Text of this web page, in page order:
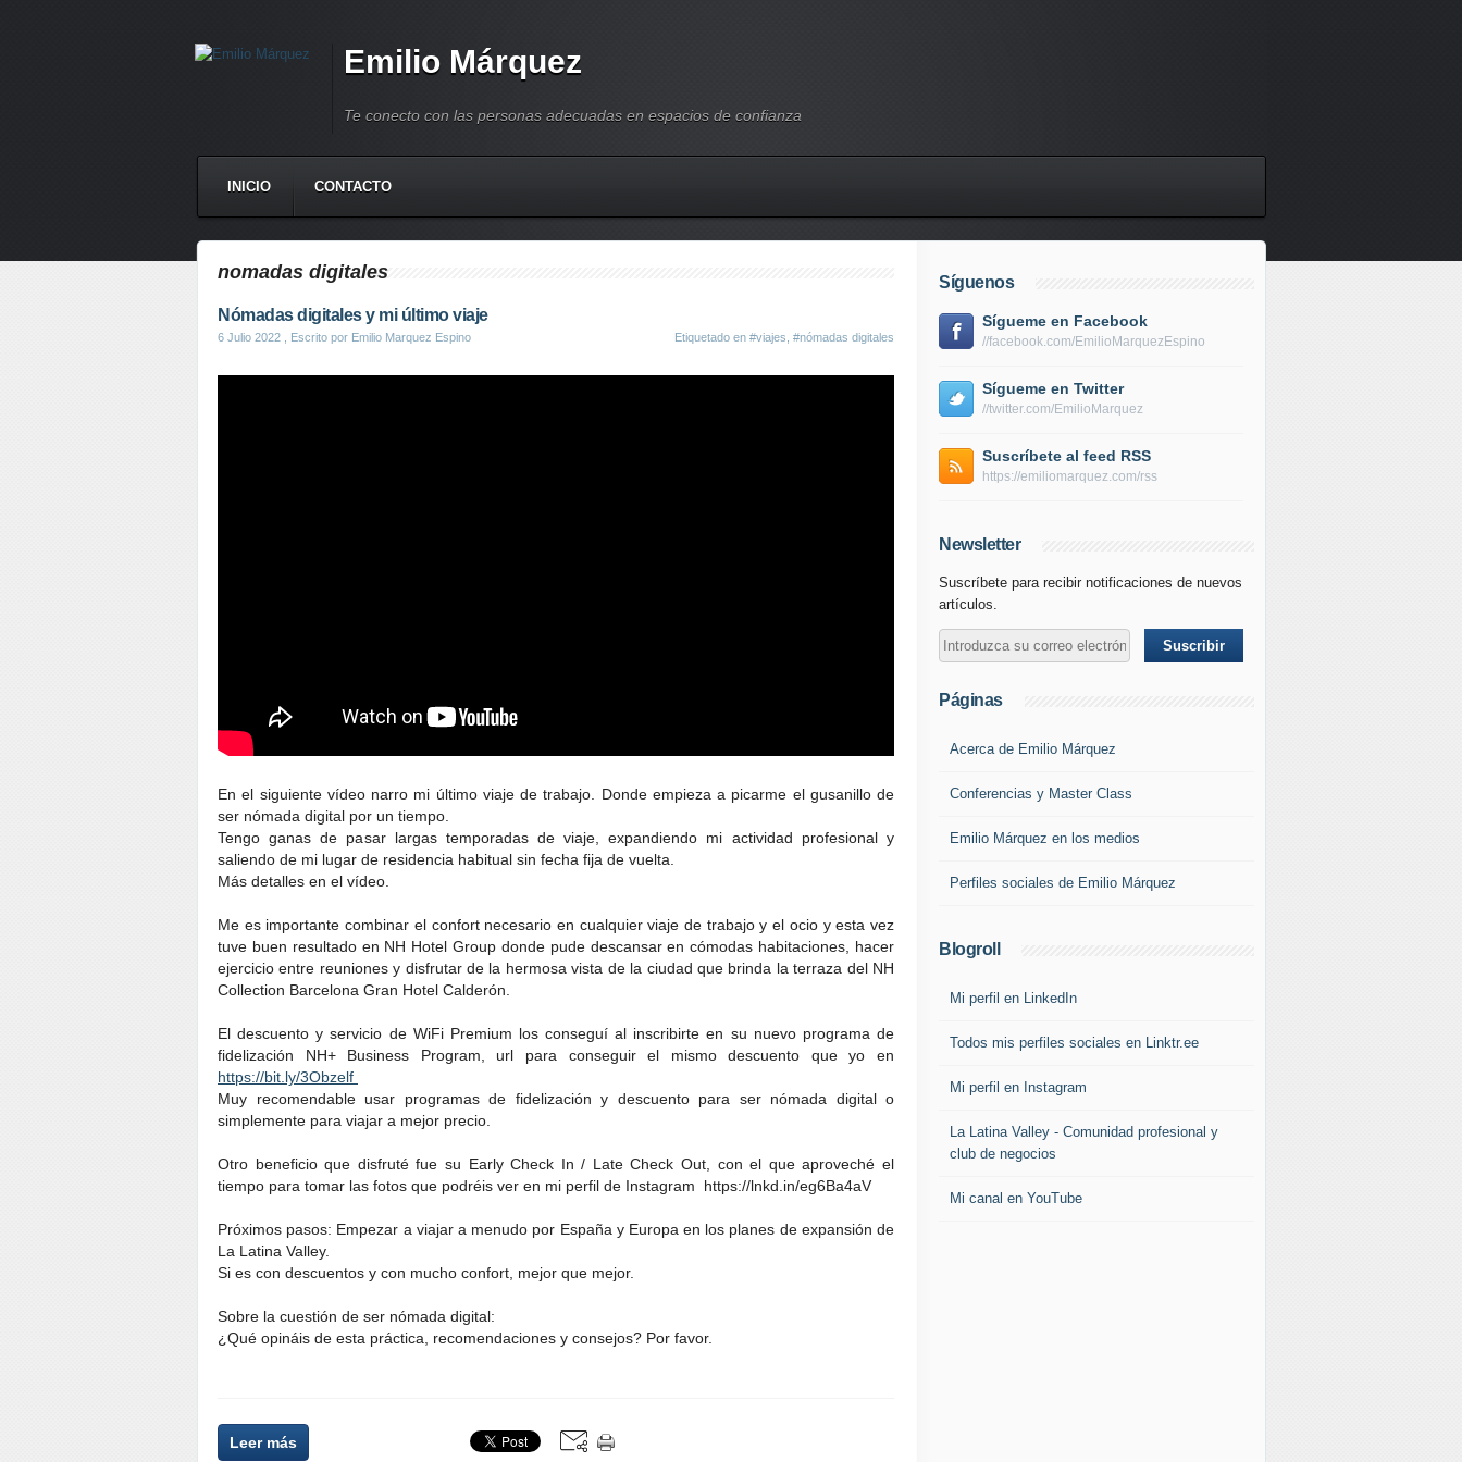
Emilio Márquez
Te conecto con las personas adecuadas en espacios de confianza
INICIO CONTACTO
nomadas digitales
Nómadas digitales y mi último viaje
6 Julio 2022 , Escrito por Emilio Marquez Espino Etiquetado en #viajes #nómadas digitales
En el siguiente vídeo narro mi último viaje de trabajo. Donde empieza a picarme el gusanillo de
ser nómada digital por un tiempo.
Tengo ganas de pasar largas temporadas de viaje, expandiendo mi actividad profesional y
saliendo de mi lugar de residencia habitual sin fecha fija de vuelta.
Más detalles en el vídeo.
Me es importante combinar el confort necesario en cualquier viaje de trabajo y el ocio y esta vez
tuve buen resultado en NH Hotel Group donde pude descansar en cómodas habitaciones, hacer
ejercicio entre reuniones y disfrutar de la hermosa vista de la ciudad que brinda la terraza del NH
Collection Barcelona Gran Hotel Calderón.
El descuento y servicio de WiFi Premium los conseguí al inscribirte en su nuevo programa de
fidelización NH+ Business Program, url para conseguir el mismo descuento que yo en
https://bit.ly/3Obzelf
Muy recomendable usar programas de fidelización y descuento para ser nómada digital o
simplemente para viajar a mejor precio.
Otro beneficio que disfruté fue su Early Check In / Late Check Out, con el que aproveché el
tiempo para tomar las fotos que podréis ver en mi perfil de Instagram https://lnkd.in/eg6Ba4aV
Próximos pasos: Empezar a viajar a menudo por España y Europa en los planes de expansión de
La Latina Valley.
Si es con descuentos y con mucho confort, mejor que mejor.
Sobre la cuestión de ser nómada digital:
¿Qué opináis de esta práctica, recomendaciones y consejos? Por favor.
Leer más
Síguenos
Sígueme en Facebook
//facebook.com/EmilioMarquezEspino
Sígueme en Twitter
//twitter.com/EmilioMarquez
Suscríbete al feed RSS
https://emiliomarquez.com/rss
Newsletter
Suscríbete para recibir notificaciones de nuevos
artículos.
Páginas
Acerca de Emilio Márquez
Conferencias y Master Class
Emilio Márquez en los medios
Perfiles sociales de Emilio Márquez
Blogroll
Mi perfil en LinkedIn
Todos mis perfiles sociales en Linktr.ee
Mi perfil en Instagram
La Latina Valley - Comunidad profesional y
club de negocios
Mi canal en YouTube